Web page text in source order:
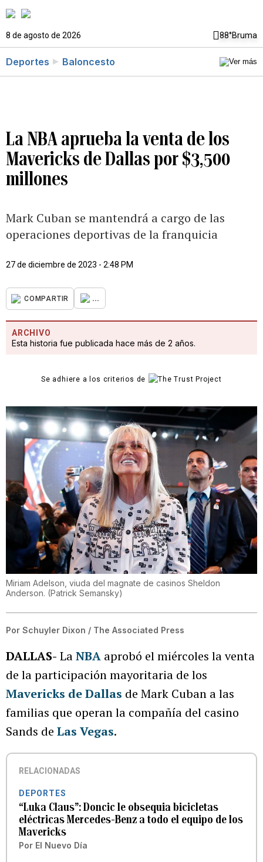
8 de agosto de 2026 88°Bruma
Deportes Baloncesto
La NBA aprueba la venta de los
Mavericks de Dallas por $3,500
millones
Mark Cuban se mantendrá a cargo de las
operaciones deportivas de la franquicia
27 de diciembre de 2023 - 2:48 PM
COMPARTIR ...
ARCHIVO
Esta historia fue publicada hace más de 2 años.
Se adhiere a los criterios de
Miriam Adelson, viuda del magnate de casinos Sheldon
Anderson. (Patrick Semansky)
Por Schuyler Dixon / The Associated Press
DALLAS- LaNBA aprobó el miércoles la venta
de la participación mayoritaria de los
Mavericks de Dallas de Mark Cuban a las
familias que operan la compañía del casino
Sands de Las Vegas.
RELACIONADAS
DEPORTES
“Luka Claus”: Doncic le obsequia bicicletas
eléctricas Mercedes-Benz a todo el equipo de los
Mavericks
Por El Nuevo Día